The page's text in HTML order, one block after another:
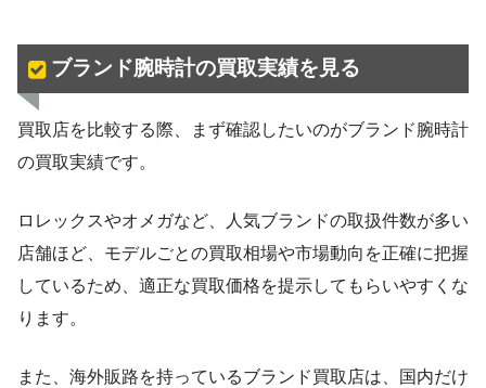
ブランド腕時計の買取実績を見る
買取店を比較する際、まず確認したいのがブランド腕時計
の買取実績です。
ロレックスやオメガなど、人気ブランドの取扱件数が多い
店舗ほど、モデルごとの買取相場や市場動向を正確に把握
しているため、適正な買取価格を提示してもらいやすくな
ります。
また、海外販路を持っているブランド買取店は、国内だけ